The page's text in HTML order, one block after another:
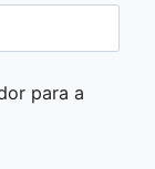
para a